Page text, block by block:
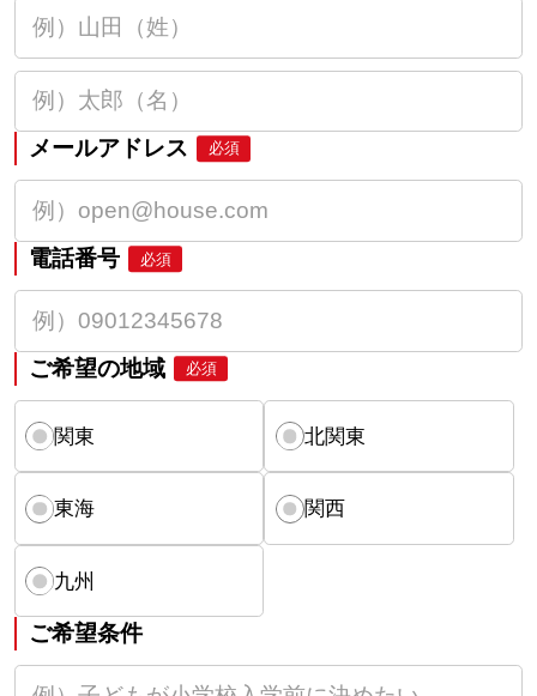
メールアドレス 必須
電話番号 必須
ご希望の地域 必須
関東 北関東
東海 関西
九州
ご希望条件